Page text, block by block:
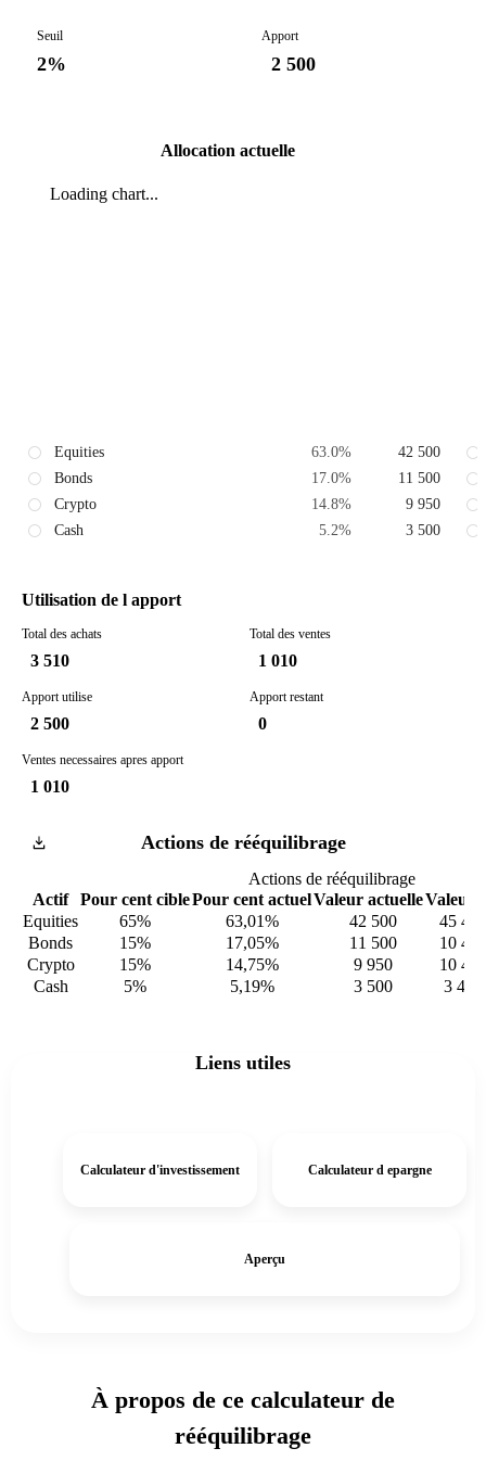
Seuil
2%
Apport
2 500
Allocation actuelle
Loading chart...
Equities 63.0%
42 500
Bonds
17.0%
11 500
Crypto
14.8%
9 950
Cash
5.2% 3 500
Utilisation de l apport
Total des achats
3 510
Total des ventes
1 010
Apport utilise
2 500
Apport restant
0
Ventes necessaires apres apport
1 010
Actions de rééquilibrage
Actions de rééquilibrage
Actif
Pour cent ciblePour cent actuelValeur actuelleValeur
Equities
65% 63,01% 42 500
45
Bonds
15% 17,05% 11 500
10
Crypto
15% 14,75% 9 950
10
Cash
5% 5,19% 3 500 3
Liens utiles
Calculateur d'investissement Calculateur d epargne
Aperçu
À propos de ce calculateur de
rééquilibrage